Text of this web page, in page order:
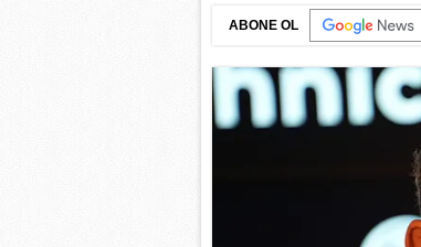
ABONE OL